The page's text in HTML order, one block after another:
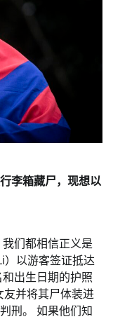
李箱藏尸，现想以
们都相信正义是
）以游客签证抵达
出生日期的护照
并将其尸体装进
刑。 如果他们知